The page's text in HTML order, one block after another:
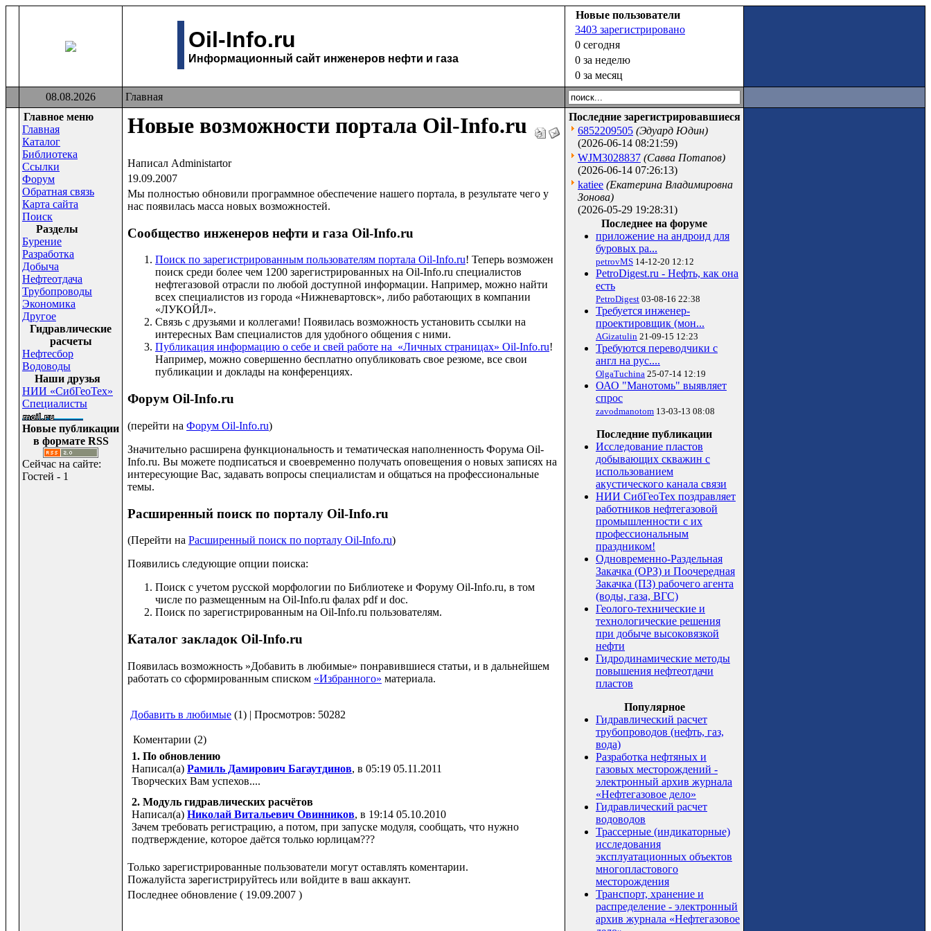
Oil-Info.ru
Информационный сайт инженеров нефти и газа
Новые пользователи
3403 зарегистрировано
0 сегодня
0 за неделю
0 за месяц
08.08.2026
Главная
Главное меню
Главная
Каталог
Библиотека
Ссылки
Форум
Обратная связь
Карта сайта
Поиск
Раздeлы
Бурение
Разработка
Добыча
Нефтеотдача
Трубопроводы
Экономика
Другое
Гидравлические
расчеты
Нефтесбор
Водоводы
Наши друзья
НИИ «СибГеоТех»
Специалисты
Новые публикации
в формате RSS
Сейчас на сайте:
Гостей - 1
Новые возможности портала Oil-Info.ru
Написал Administartor
19.09.2007
Мы полностью обновили программное обеспечение нашего портала, в результате чего у
нас появилась масса новых возможностей.
Сообщество инженеров нефти и газа Oil-Info.ru
Поиск по зарегистрированным пользователям портала Oil-Info.ru! Теперь возможен
поиск среди более чем 1200 зарегистрированных на Oil-Info.ru специалистов
нефтегазовой отрасли по любой доступной информации. Например, можно найти
всех специалистов из города «Нижневартовск», либо работающих в компании
«ЛУКОЙЛ».
Связь с друзьями и коллегами! Появилась возможность установить ссылки на
интересных Вам специалистов для удобного общения с ними.
Публикация информацию о себе и свей работе на «Личных страницах» Oil-Info.ru!
Например, можно совершенно бесплатно опубликовать свое резюме, все свои
публикации и доклады на конференциях.
Форум Oil-Info.ru
(перейти на Форум Oil-Info.ru)
Значительно расширена функциональность и тематическая наполненность Форума Oil-
Info.ru. Вы можете подписаться и своевременно получать оповещения о новых записях на
интересующие Вас, задавать вопросы специалистам и общаться на профессиональные
темы.
Расширенный поиск по порталу Oil-Info.ru
(Перейти на Расширенный поиск по порталу Oil-Info.ru)
Появились следующие опции поиска:
Поиск с учетом русской морфологии по Библиотеке и Форуму Oil-Info.ru, в том
числе по размещенным на Oil-Info.ru фалах pdf и doc.
Поиск по зарегистрированным на Oil-Info.ru пользователям.
Каталог закладок Oil-Info.ru
Появилась возможность »Добавить в любимые» понравившиеся статьи, и в дальнейшем
работать со сформированным списком «Избранного» материала.
Добавить в любимые (1) | Просмотров: 50282
Коментарии (2)
1. По обновлению
Написал(а) Рамиль Дамирович Багаутдинов, в 05:19 05.11.2011
Творческих Вам успехов....
2. Модуль гидравлических расчётов
Написал(а) Николай Витальевич Овинников, в 19:14 05.10.2010
Зачем требовать регистрацию, а потом, при запуске модуля, сообщать, что нужно
подтверждение, которое даётся только юрлицам???
Только зарегистрированные пользователи могут оставлять коментарии.
Пожалуйста зарегистрируйтесь или войдите в ваш аккаунт.
Последнее обновление ( 19.09.2007 )
Последние зарегистрировавшиеся
6852209505 (Эдуард Юдин)
(2026-06-14 08:21:59)
WJM3028837 (Савва Потапов)
(2026-06-14 07:26:13)
katiee (Екатерина Владимировна
Зонова)
(2026-05-29 19:28:31)
Последнее на форуме
приложение на андроид для
буровых ра...
petrovMS 14-12-20 12:12
PetroDigest.ru - Нефть, как она
есть
PetroDigest 03-08-16 22:38
Требуется инженер-
проектировщик (мон...
AGizatulin 21-09-15 12:23
Требуются переводчики с
англ на рус....
OlgaTuchina 25-07-14 12:19
ОАО "Манотомь" выявляет
спрос
zavodmanotom 13-03-13 08:08
Последние публикации
Исследование пластов
добывающих скважин с
использованием
акустического канала связи
НИИ СибГеоТех поздравляет
работников нефтегазовой
промышленности с их
профессиональным
праздником!
Одновременно-Раздельная
Закачка (ОРЗ) и Поочередная
Закачка (ПЗ) рабочего агента
(воды, газа, ВГС)
Геолого-технические и
технологические решения
при добыче высоковязкой
нефти
Гидродинамические методы
повышения нефтеотдачи
пластов
Популярное
Гидравлический расчет
трубопроводов (нефть, газ,
вода)
Разработка нефтяных и
газовых месторождений -
электронный архив журнала
«Нефтегазовое дело»
Гидравлический расчет
водоводов
Трассерные (индикаторные)
исследования
эксплуатационных объектов
многопластового
месторождения
Транспорт, хранение и
распределение - электронный
архив журнала «Нефтегазовое